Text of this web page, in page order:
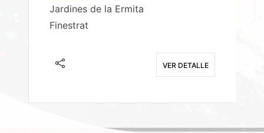
Jardines de la Ermita
Finestrat
VER DETALLE